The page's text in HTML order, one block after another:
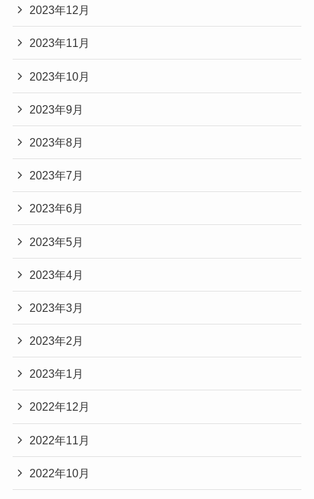
2023年12月
2023年11月
2023年10月
2023年9月
2023年8月
2023年7月
2023年6月
2023年5月
2023年4月
2023年3月
2023年2月
2023年1月
2022年12月
2022年11月
2022年10月